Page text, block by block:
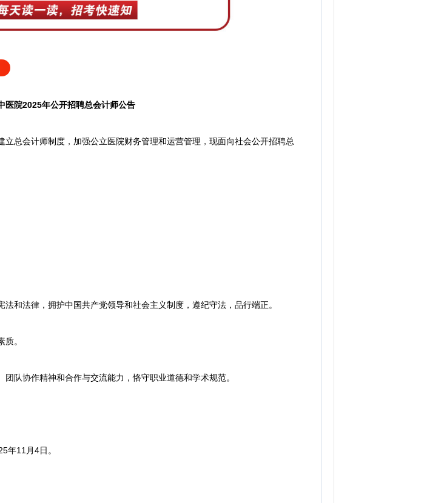
医院2025年公开招聘总会计师公告
总会计师制度，加强公立医院财务管理和运营管理，现面向社会公开招聘总
法律，拥护中国共产党领导和社会主义制度，遵纪守法，品行端正。
。
协作精神和合作与交流能力，恪守职业道德和学术规范。
11月4日。